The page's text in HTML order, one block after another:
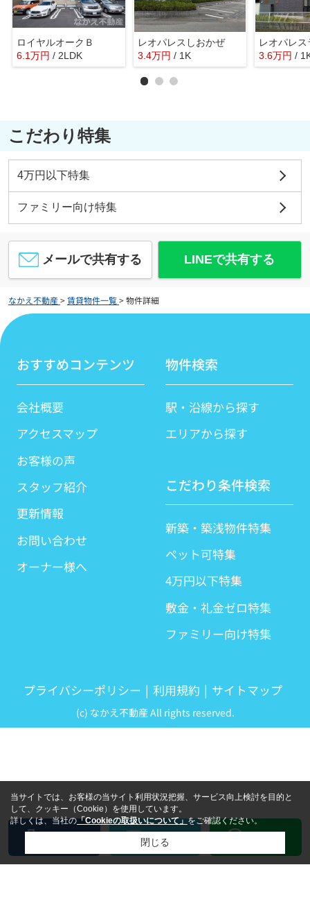
ロイヤルオークＢ
6.1万円 / 2LDK
レオパレスしおかぜ
3.4万円 / 1K
レオパレス
3.6万円 /
こだわり特集
4万円以下特集
ファミリー向け特集
メールで共有する LINEで共有する
なかえ不動産>賃貸物件一覧>物件詳細
電話 メール LINE
おすすめコンテンツ
会社概要
アクセスマップ
お客様の声
スタッフ紹介
更新情報
お問い合わせ
オーナー様へ
物件検索
駅・沿線から探す
エリアから探す
こだわり条件検索
新築・築浅物件特集
ペット可特集
4万円以下特集
敷金・礼金ゼロ特集
ファミリー向け特集
プライバシーポリシー 利用規約 サイトマップ
(c) なかえ不動産 All rights reserved.
当サイトでは、お客様の当サイト利用状況把握、サービス向上検討を目的と
して、クッキー（Cookie）を使用しています。
詳しくは、当社の「Cookieの取扱いについて」をご確認ください。
閉じる